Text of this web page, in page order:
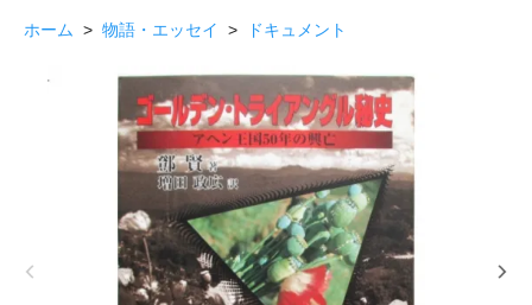
ホーム > 物語・エッセイ > ドキュメント